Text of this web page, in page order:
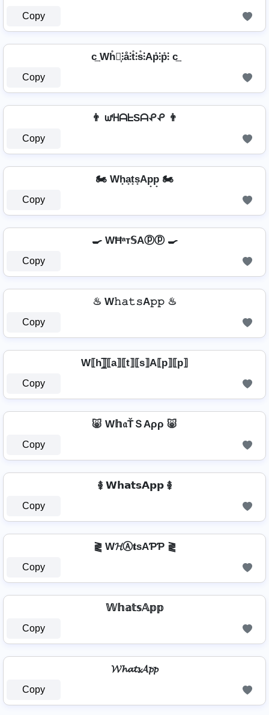
Copy
c͢ Wh̊⫶͎⫶å⫶t̊⫶s̊⫶Ap̊⫶p̊⫶ c͢
Copy
👨 ᘺᕼᗩᖶSᗩᕵᕵ 👨
Copy
🏍️ Wh̟a̟t̟s̟Ap̟p̟ 🏍️
Copy
🍳 WĦᵃт𝕊Aⓟⓟ 🍳
Copy
♨ W𝚑𝚊𝚝𝚜A𝚙𝚙 ♨
Copy
W⟦h⟧̲̅⟦a⟧⟦t⟧⟦s⟧A⟦p⟧⟦p⟧
Copy
🐷 W𝕙𝔞ŤＳAρρ 🐷
Copy
࿅ 𝗪𝗵𝗮𝘁𝘀𝗔𝗽𝗽 ࿅
Copy
⪔ W𝓗Ⓐ𝐭ѕAƤƤ ⪔
Copy
𝕎𝕙𝕒𝕥𝕤𝔸𝕡𝕡
Copy
𝓦𝓱𝓪𝓽𝓼𝓐𝓹𝓹
Copy